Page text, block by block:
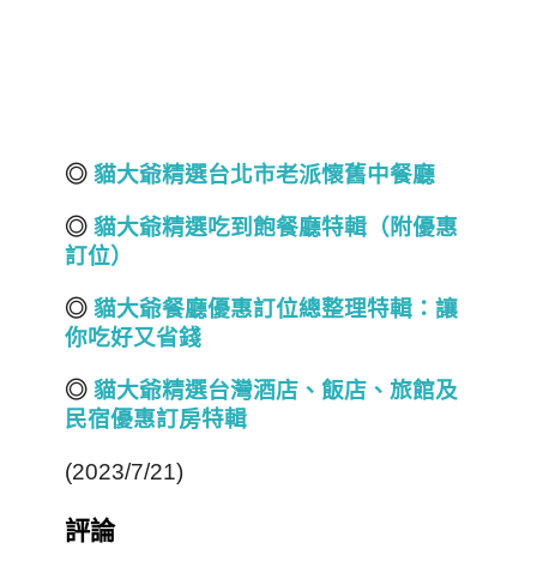
◎ 貓大爺精選台北市老派懷舊中餐廳
◎ 貓大爺精選吃到飽餐廳特輯（附優惠
訂位）
◎ 貓大爺餐廳優惠訂位總整理特輯：讓
你吃好又省錢
◎ 貓大爺精選台灣酒店 、飯店、旅館及
民宿優惠訂房特輯
(2023/7/21)
評論